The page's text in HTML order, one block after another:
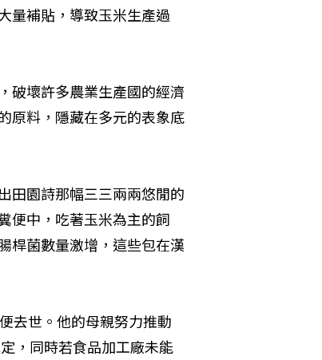
量補貼，導致玉米生產過
破壞許多農業生產國的經濟
原料，隱藏在多元的表象底
田園詩那幅三三兩兩悠閒的
便中，吃著玉米為主的飼
桿菌數量激增，這些包在漢
去世。他的母親努力推動
，同時若食品加工廠未能